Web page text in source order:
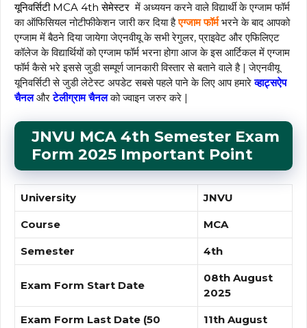
यूनिवर्सिटी MCA 4th सेमेस्टर में अध्ययन करने वाले विद्यार्थी के एग्जाम फॉर्म
का ऑफिसियल नोटीफीकेशन जारी कर दिया हैएग्जाम फॉर्मभरने के बाद आपको
एग्जाम में बैठने दिया जायेगा जेएनवीयू के सभी रेगुलर, प्राइवेट और एफिलिएट
कॉलेज के विद्यार्थियों को एग्जाम फॉर्म भरना होगा आज के इस आर्टिकल में एग्जाम
फॉर्म कैसे भरे इससे जुडी सम्पूर्ण जानकारी विस्तार से बताने वाले है | जेएनवीयू
यूनिवर्सिटी से जुडी लेटेस्ट अपडेट सबसे पहले पाने के लिए आप हमारेव्हाट्सऐप
चैनलऔरटेलीग्राम चैनलको ज्वाइन जरुर करे |
JNVU MCA 4th Semester Exam
Form 2025 Important Point
University JNVU
Course MCA
Semester 4th
Exam Form Start Date
08th August
2025
Exam Form Last Date (50
11th August